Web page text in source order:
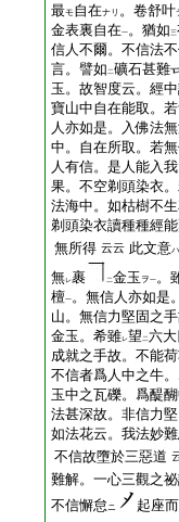
最モ自在ナリ 。卷舒叶
金表裏自在一。猶如三
信人不爾。不信法
言。譬如 二礦石甚難
玉。故智度云。經
寶山中自在能取。
人亦如是。入佛法
中。自在所取。若
人有信。是人能入
果。不空剃頭染衣
法海中。如枯樹不
剃頭染衣讀種種經
無所得 云云 此文意ハ
無レ裹 二金玉 ヲ一。
檀一。無信人亦如是
山。無信力堅固之
金玉。 希雖レ望 二六
成就之手故。不能
不信者爲人中之牛
玉中之瓦礫。爲醍
法甚深故。非信力
如法花云。我法妙
不信故墮於三惡道
難解。一心三觀之
不信懈怠ニ
起座